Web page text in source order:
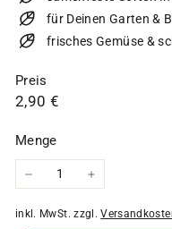
für Deinen Garten &
frisches Gemüse &
Preis
Normaler
2,90 €
Menge
inkl. MwSt. zzgl.